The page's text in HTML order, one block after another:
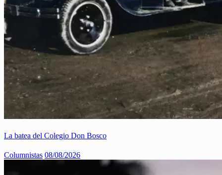
La batea del Colegio Don Bosco
Columnistas 08/08/2026